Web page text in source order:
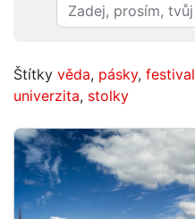
Štítky věda, pásky, festival
univerzita, stolky